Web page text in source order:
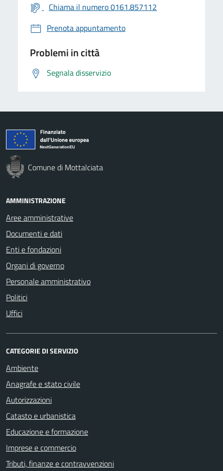
Chiama il numero 0161.857112
Prenota appuntamento
Problemi in città
Segnala disservizio
Comune di Mottalciata
AMMINISTRAZIONE
Aree amministrative
Documenti e dati
Enti e fondazioni
Organi di governo
Personale amministrativo
Politici
Uffici
CATEGORIE DI SERVIZIO
Ambiente
Anagrafe e stato civile
Autorizzazioni
Catasto e urbanistica
Educazione e formazione
Imprese e commercio
Tributi, finanze e contravvenzioni